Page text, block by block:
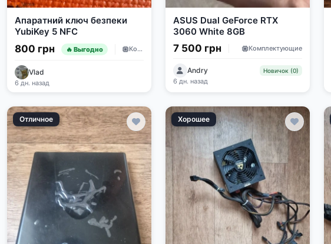
Апаратний ключ безпеки
YubiKey 5 NFC
800 грн 🔥 Выгодно Комплектующие
Vlad
6 дн. назад
ASUS Dual GeForce RTX
3060 White 8GB
7 500 грн Комплектующие
Andry Новичок (0)
6 дн. назад
Отличное Хорошее